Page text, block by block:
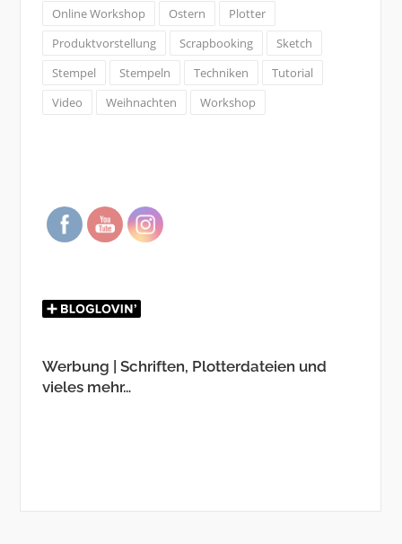
Online Workshop
Ostern
Plotter
Produktvorstellung
Scrapbooking
Sketch
Stempel
Stempeln Techniken
Tutorial
Video
Weihnachten Workshop
Werbung | Schriften, Plotterdateien und
vieles mehr…